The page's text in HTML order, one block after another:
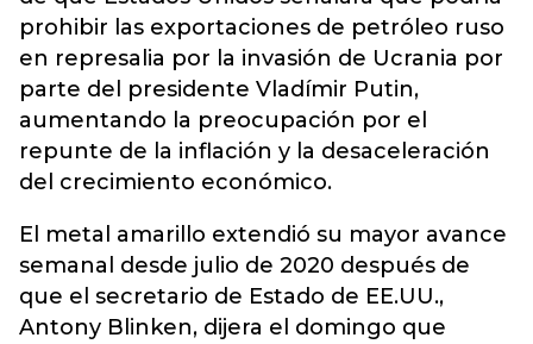
prohibir las exportaciones de petróleo ruso
en represalia por la invasión de Ucrania por
parte del presidente Vladímir Putin,
aumentando la preocupación por el
repunte de la inflación y la desaceleración
del crecimiento económico.
El metal amarillo extendió su mayor avance
semanal desde julio de 2020 después de
que el secretario de Estado de EE.UU.,
Antony Blinken, dijera el domingo que